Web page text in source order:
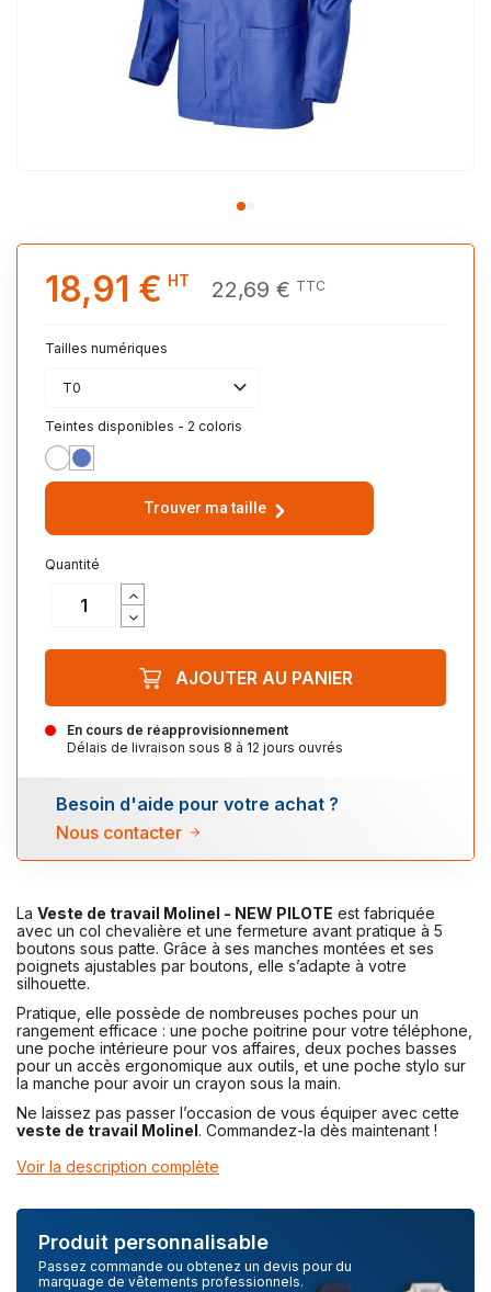
La Veste de travail Molinel - NEW PILOTE est fabriquée
avec un col chevalière et une fermeture avant pratique à 5
boutons sous patte. Grâce à ses manches montées et ses
poignets ajustables par boutons, elle s’adapte à votre
silhouette.
Pratique, elle possède de nombreuses poches pour un
rangement efficace : une poche poitrine pour votre téléphone,
une poche intérieure pour vos affaires, deux poches basses
pour un accès ergonomique aux outils, et une poche stylo sur
la manche pour avoir un crayon sous la main.
Ne laissez pas passer l’occasion de vous équiper avec cette
veste de travail Molinel. Commandez-la dès maintenant !
Voir la description complète
Produit personnalisable
Passez commande ou obtenez un devis pour du
marquage de vêtements professionnels.
18,91 € HT 22,69 € TTC
Tailles numériques
T0
Teintes disponibles - 2 coloris
BLANCBUGATTI
Trouver ma taille
Quantité
En cours de réapprovisionnement
Délais de livraison sous 8 à 12 jours ouvrés
AJOUTER AU PANIER
Besoin d'aide pour votre achat ?
Nous contacter